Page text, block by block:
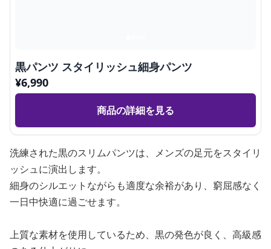
黒パンツ スタイリッシュ細身パンツ
¥6,990
商品の詳細を見る
洗練された黒のスリムパンツは、メンズの足元をスタイリ
ッシュに演出します。
細身のシルエットながらも適度な余裕があり、窮屈感なく
一日中快適に過ごせます。
上質な素材を使用しているため、黒の発色が良く、高級感